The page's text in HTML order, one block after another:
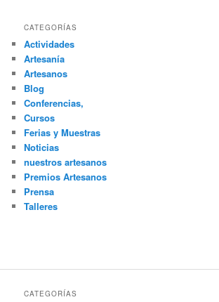
CATEGORÍAS
Actividades
Artesanía
Artesanos
Blog
Conferencias,
Cursos
Ferias y Muestras
Noticias
nuestros artesanos
Premios Artesanos
Prensa
Talleres
CATEGORÍAS